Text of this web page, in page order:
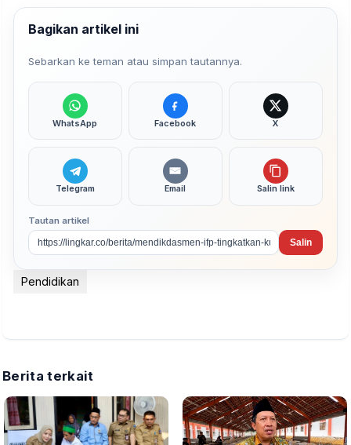
Bagikan artikel ini
Sebarkan ke teman atau simpan tautannya.
WhatsApp Facebook X
Telegram Email Salin link
Tautan artikel
Salin
Pendidikan
Berita terkait